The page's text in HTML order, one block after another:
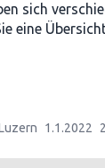
sich
eine
1.1.2022